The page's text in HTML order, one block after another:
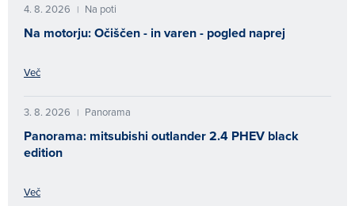
4. 8. 2026 | Na poti
Na motorju: Očiščen - in varen - pogled naprej
Več
3. 8. 2026 | Panorama
Panorama: mitsubishi outlander 2.4 PHEV black
edition
Več